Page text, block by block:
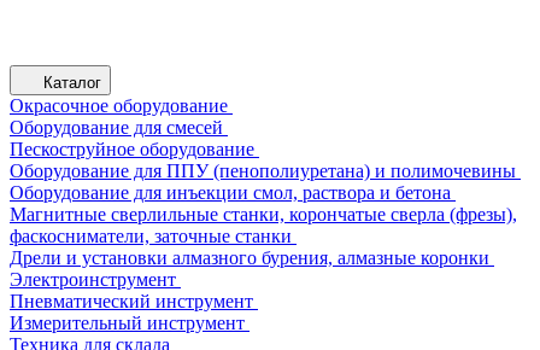
Каталог
Окрасочное оборудование
Оборудование для смесей
Пескоструйное оборудование
Оборудование для ППУ (пенополиуретана) и полимочевины
Оборудование для инъекции смол, раствора и бетона
Магнитные сверлильные станки, корончатые сверла (фрезы),
фаскосниматели, заточные станки
Дрели и установки алмазного бурения, алмазные коронки
Электроинструмент
Пневматический инструмент
Измерительный инструмент
Техника для склада